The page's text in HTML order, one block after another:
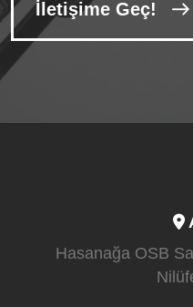
İletişime Geç!
Hasanağa OSB